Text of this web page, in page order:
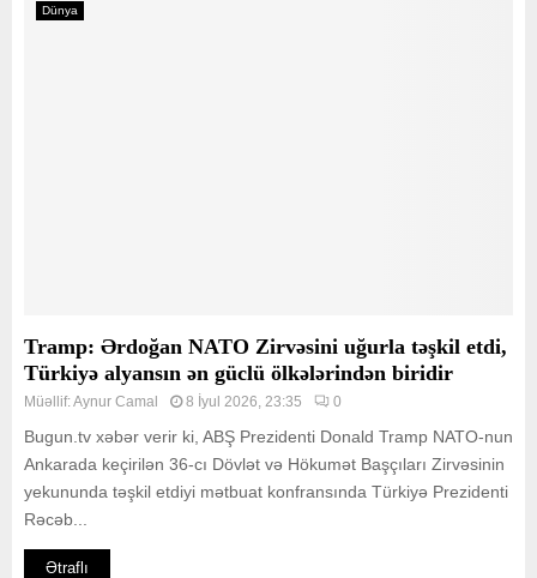
Dünya
Tramp: Ərdoğan NATO Zirvəsini uğurla təşkil etdi,
Türkiyə alyansın ən güclü ölkələrindən biridir
Müəllif:Aynur Camal 8 İyul 2026, 23:35 0
Bugun.tv xəbər verir ki, ABŞ Prezidenti Donald Tramp NATO-nun
Ankarada keçirilən 36-cı Dövlət və Hökumət Başçıları Zirvəsinin
yekununda təşkil etdiyi mətbuat konfransında Türkiyə Prezidenti
Rəcəb...
Ətraflı